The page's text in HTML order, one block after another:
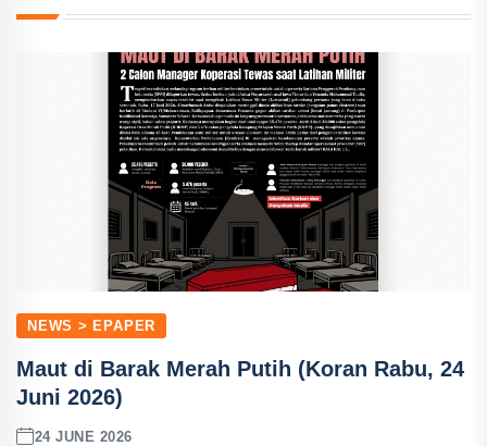
NEWS > EPAPER
Maut di Barak Merah Putih (Koran Rabu, 24
Juni 2026)
24 JUNE 2026